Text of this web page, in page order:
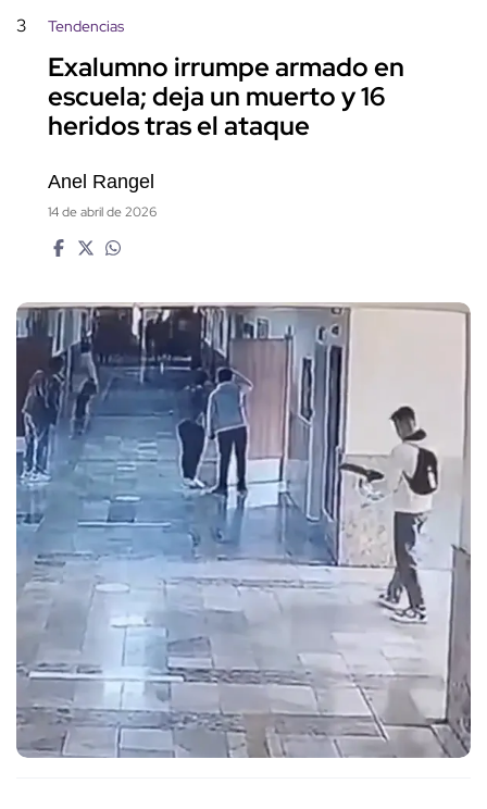
3 Tendencias
Exalumno irrumpe armado en
escuela; deja un muerto y 16
heridos tras el ataque
Anel Rangel
14 de abril de 2026